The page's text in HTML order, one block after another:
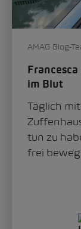
Dominik Mate
Vom
Schweiz
Wenn
Antwort